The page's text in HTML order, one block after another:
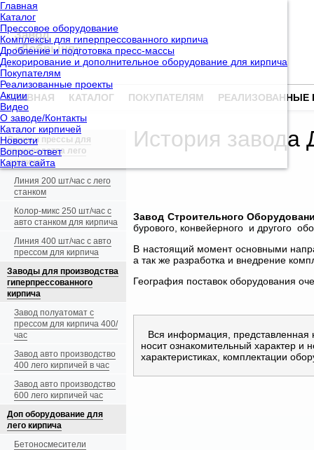
Главная
Каталог
Прессовое оборудование
Комплексы для гиперпрессованного кирпича
Дробление и подготовка пресс-массы
Декорирование и дополнительное оборудование для кирпича
Покупателям
Реализованные проекты
Акции
Видео
О заводе/Контакты
Каталог кирпичей
Новости
Вопрос-ответ
Карта сайта
Завод
«Добрыня»
ГЛАВНАЯ КАТАЛОГ ПОКУПАТЕЛЯМ РЕАЛИЗОВАННЫЕ
Линии и прессы для
производства лего
кирпича
Линия 200 шт/час с лего
станком
Колор-микс 250 шт/час с
авто станком для кирпича
Линия 400 шт/час с авто
прессом для кирпича
Заводы для производства
гиперпрессованного
кирпича
Завод полуатомат с
прессом для кирпича 400/
час
Завод авто производство
400 лего кирпичей в час
Завод авто производство
600 лего кирпичей час
Доп оборудование для
лего кирпича
Бетоносмесители
История завода
Завод Строительного
бурового, конвейерного и другого
В настоящий момент основными
а так же разработка и внедрение
География поставок оборудования
Вся информация, представленная
носит ознакомительный характер
характеристиках, комплектации